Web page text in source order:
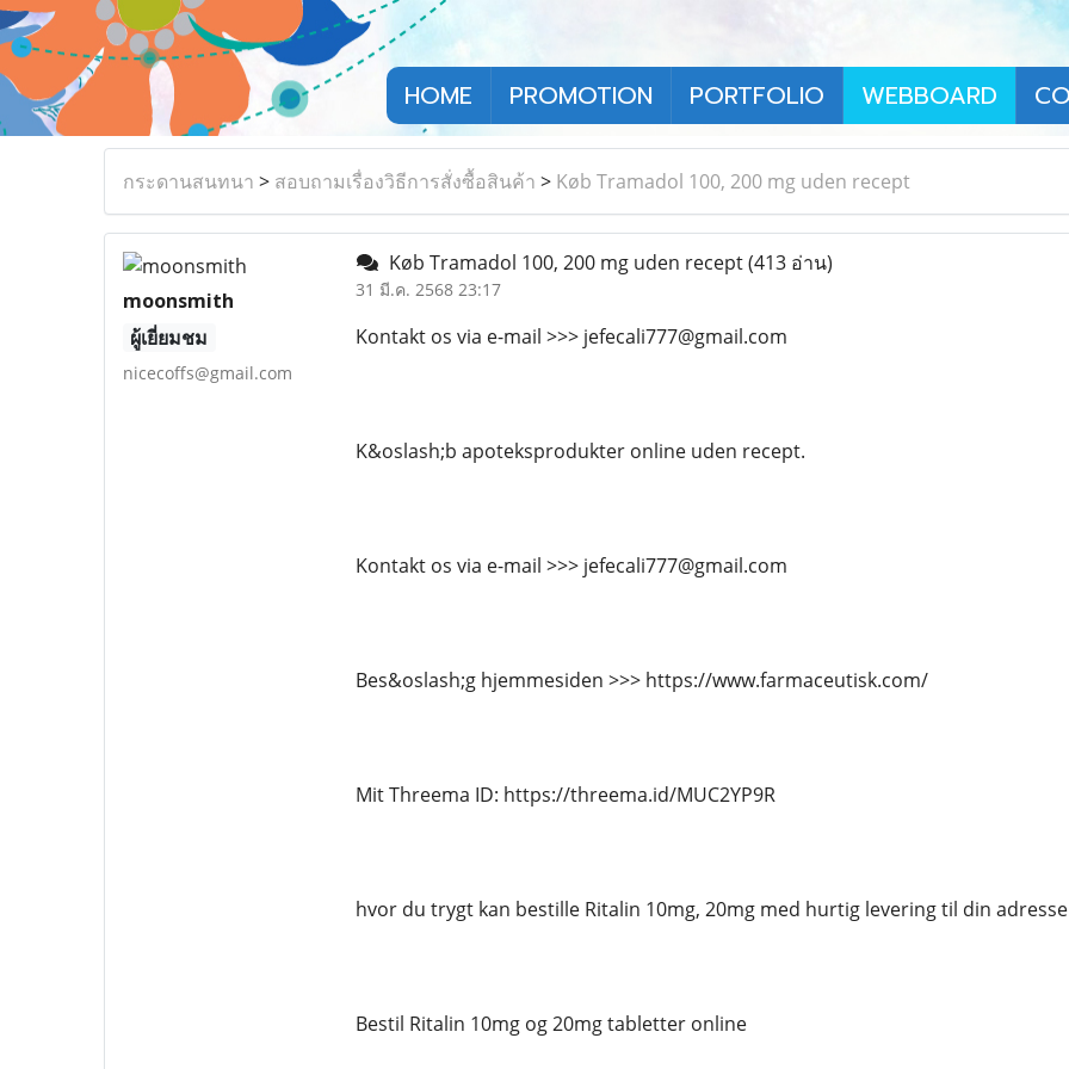
HOME PROMOTION PORTFOLIO WEBBOARD
กระดานสนทนา > สอบถามเรื่องวิธีการสั่งซื้อสินค้า > Køb Tramadol 100, 200 mg uden recept
moonsmith
ผู้เยี่ยมชม
nicecoffs@gmail.com
Køb Tramadol 100, 200 mg uden recept(413 อ่าน)
31 มี.ค. 2568 23:17
Kontakt os via e-mail >>> jefecali777@gmail.com
K&oslash;b apoteksprodukter online uden recept.
Kontakt os via e-mail >>> jefecali777@gmail.com
Bes&oslash;g hjemmesiden >>> https://www.farmaceutisk.com/
Mit Threema ID: https://threema.id/MUC2YP9R
hvor du trygt kan bestille Ritalin 10mg, 20mg med hurtig levering til din
Bestil Ritalin 10mg og 20mg tabletter online